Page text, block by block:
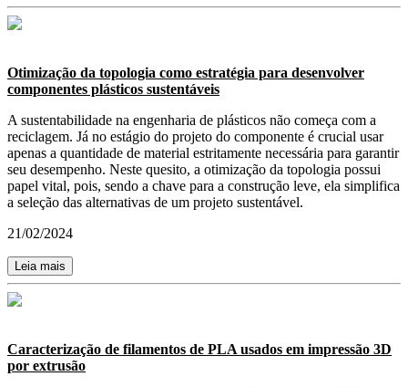
Otimização da topologia como estratégia para desenvolver
componentes plásticos sustentáveis
A sustentabilidade na engenharia de plásticos não começa com a
reciclagem. Já no estágio do projeto do componente é crucial usar
apenas a quantidade de material estritamente necessária para garantir
seu desempenho. Neste quesito, a otimização da topologia possui
papel vital, pois, sendo a chave para a construção leve, ela simplifica
a seleção das alternativas de um projeto sustentável.
21/02/2024
Leia mais
Caracterização de filamentos de PLA usados em impressão 3D
por extrusão